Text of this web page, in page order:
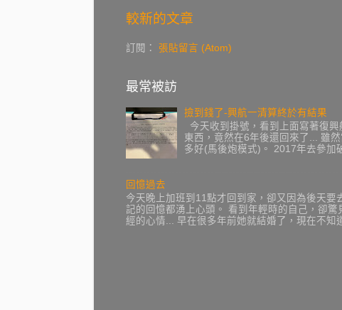
較新的文章
訂閱： 張貼留言 (Atom)
最常被訪
撿到錢了-興航一清算終於有結果
今天收到掛號，看到上面寫著復
東西，竟然在6年後還回來了... 雖
多好(馬後炮模式)。 2017年去參加
回憶過去
今天晚上加班到11點才回到家，卻又因為後天
記的回憶都湧上心頭。 看到年輕時的自己，卻
經的心情... 早在很多年前她就結婚了，現在不知